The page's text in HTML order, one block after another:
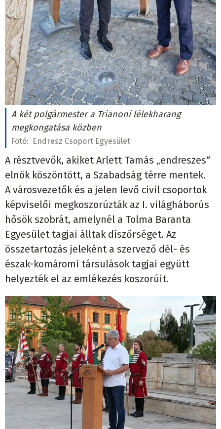
A két polgármester a Trianoni lélekharang
megkongatása közben
Fotó: Endresz Csoport Egyesület
A résztvevők, akiket Arlett Tamás „endreszes“
elnök köszöntött, a Szabadság térre mentek.
A városvezetők és a jelen levő civil csoportok
képviselői megkoszorúzták az I. világháborús
hősök szobrát, amelynél a Tolma Baranta
Egyesület tagjai álltak díszőrséget. Az
összetartozás jeleként a szervező dél- és
észak-komáromi társulások tagjai együtt
helyezték el az emlékezés koszorúit.